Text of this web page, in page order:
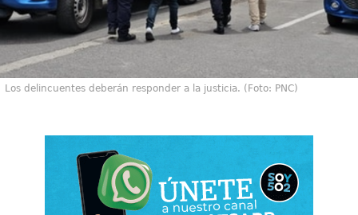
Los delincuentes deberán responder a la justicia. (Foto: PNC)